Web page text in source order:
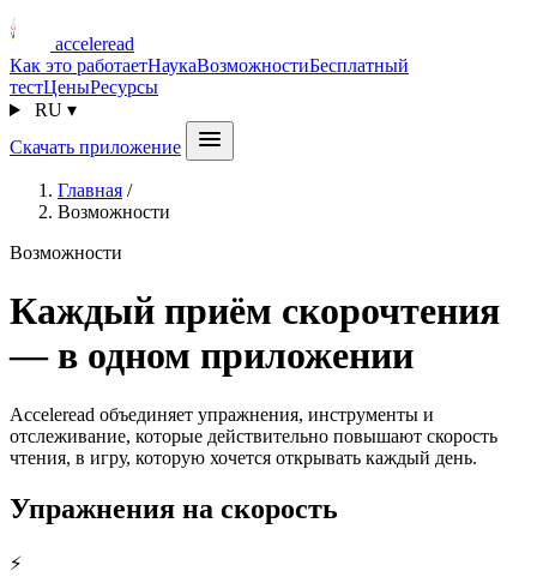
acceleread
Как это работаетНаукаВозможностиБесплатный
тестЦеныРесурсы
RU ▾
Скачать приложение
Главная /
Возможности
Возможности
Каждый приём скорочтения
— в одном приложении
Acceleread объединяет упражнения, инструменты и
отслеживание, которые действительно повышают скорость
чтения, в игру, которую хочется открывать каждый день.
Упражнения на скорость
⚡